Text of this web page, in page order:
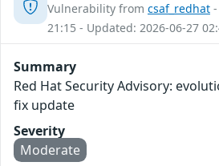
Vulnerability from csaf_redhat
21:15 - Updated: 2026-06-27
Summary
Red Hat Security Advisory:
fix update
Severity
Moderate